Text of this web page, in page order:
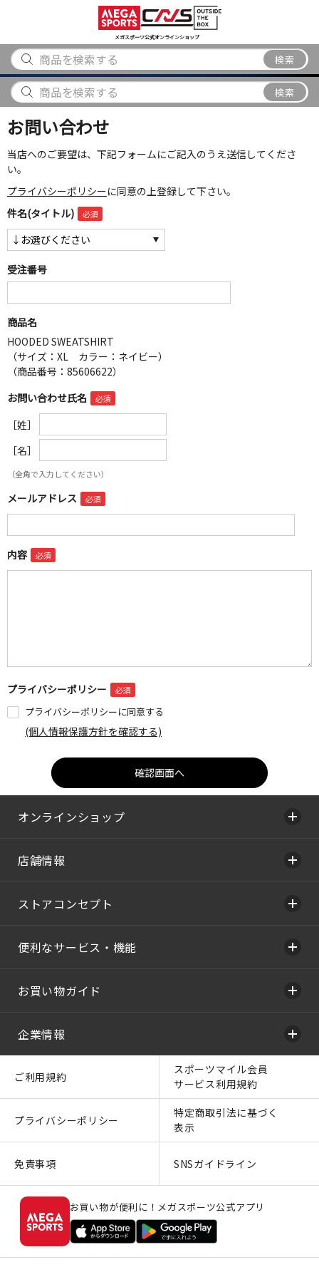
メガスポーツ公式オンラインショップ
検索
アウトドア
から探す
ブランド
から探す
検索
お問い合わせ
当店へのご要望は、下記フォームにご記入のうえ送信してくださ
い。
プライバシーポリシーに同意の上登録して下さい。
件名(タイトル)
受注番号
商品名
HOODED SWEATSHIRT
（サイズ：XL カラー：ネイビー）
（商品番号：85606622）
お問い合わせ氏名
［姓］
［名］
（全角で入力してください）
メールアドレス
内容
プライバシーポリシー
プライバシーポリシーに同意する
(個人情報保護方針を確認する)
オンラインショップ
店舗情報
ストアコンセプト
便利なサービス・機能
お買い物ガイド
企業情報
ご利用規約
スポーツマイル会員
サービス利用規約
プライバシーポリシー
特定商取引法に基づく
表示
免責事項 SNSガイドライン
お買い物が便利に！メガスポーツ公式アプリ